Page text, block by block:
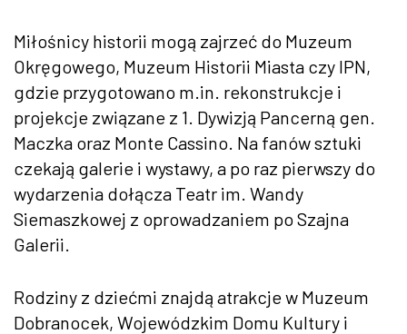
Miłośnicy historii mogą zajrzeć do Muzeum
Okręgowego, Muzeum Historii Miasta czy IPN,
gdzie przygotowano m.in. rekonstrukcje i
projekcje związane z 1. Dywizją Pancerną gen.
Maczka oraz Monte Cassino. Na fanów sztuki
czekają galerie i wystawy, a po raz pierwszy do
wydarzenia dołącza Teatr im. Wandy
Siemaszkowej z oprowadzaniem po Szajna
Galerii.
Rodziny z dziećmi znajdą atrakcje w Muzeum
Dobranocek, Wojewódzkim Domu Kultury i